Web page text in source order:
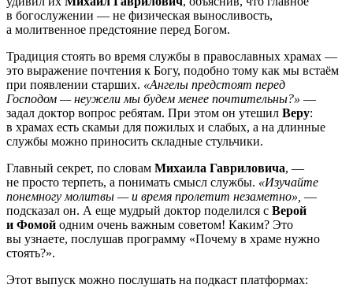
в богослужении — не физическая выносливость,
а молитвенное предстояние перед Богом.
Традиция стоять во время службы в православных храмах —
это выражение почтения к Богу, подобно тому как мы встаём
при появлении старших. «Ангелы предстоят перед
Господом — неужели мы будем менее почтительны?» —
задал доктор вопрос ребятам. При этом он утешил Веру:
в храмах есть скамьи для пожилых и слабых, а на длинные
службы можно приносить складные стульчики.
Главный секрет, по словам Михаила Гавриловича, —
не просто терпеть, а понимать смысл службы. «Изучайте
понемногу молитвы — и время пролетит незаметно», —
подсказал он. А еще мудрый доктор поделился с Верой
и Фомой одним очень важным советом! Каким? Это
вы узнаете, послушав программу «Почему в храме нужно
стоять?».
Этот выпуск можно послушать на подкаст платформах: